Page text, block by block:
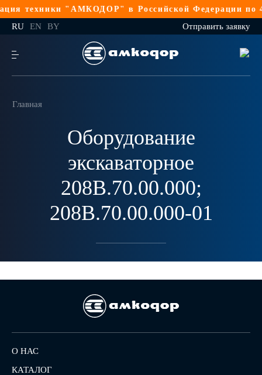
техники "АМКОДОР" в Российской Федерации по
RU EN BY Отправить заявку
Главная
Оборудование
экскаваторное
208В.70.00.000;
208В.70.00.000-01
О НАС
КАТАЛОГ